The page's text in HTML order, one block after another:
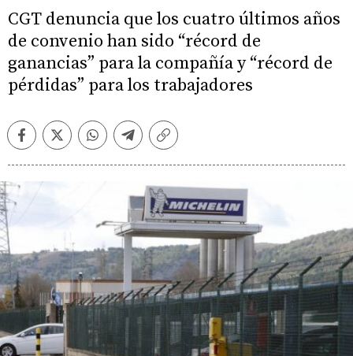
CGT denuncia que los cuatro últimos años
de convenio han sido “récord de
ganancias” para la compañía y “récord de
pérdidas” para los trabajadores
FacebookTwitterWhatsappTelegramCopiar